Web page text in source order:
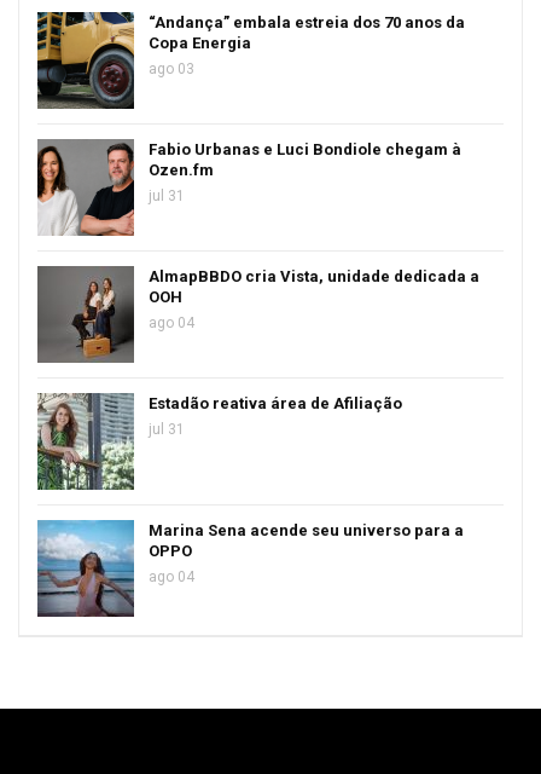
“Andança” embala estreia dos 70 anos da
Copa Energia
ago 03
Fabio Urbanas e Luci Bondiole chegam à
Ozen.fm
jul 31
AlmapBBDO cria Vista, unidade dedicada a
OOH
ago 04
Estadão reativa área de Afiliação
jul 31
Marina Sena acende seu universo para a
OPPO
ago 04